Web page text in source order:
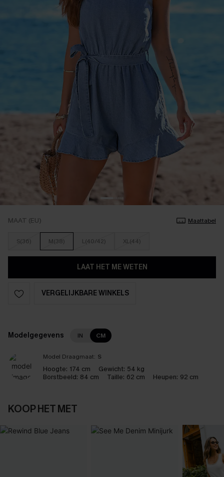
MAAT (EU) Maattabel
S(36) M(38) L(40/42) XL(44)
LAAT HET ME WETEN
VERGELIJKBARE WINKELS
Modelgegevens IN CM
Model Draagmaat: S
Hoogte: 174 cm Gewicht: 54 kg
Borstbeeld: 84 cm Taille: 62 cm Heupen: 92 cm
KOOP HET MET